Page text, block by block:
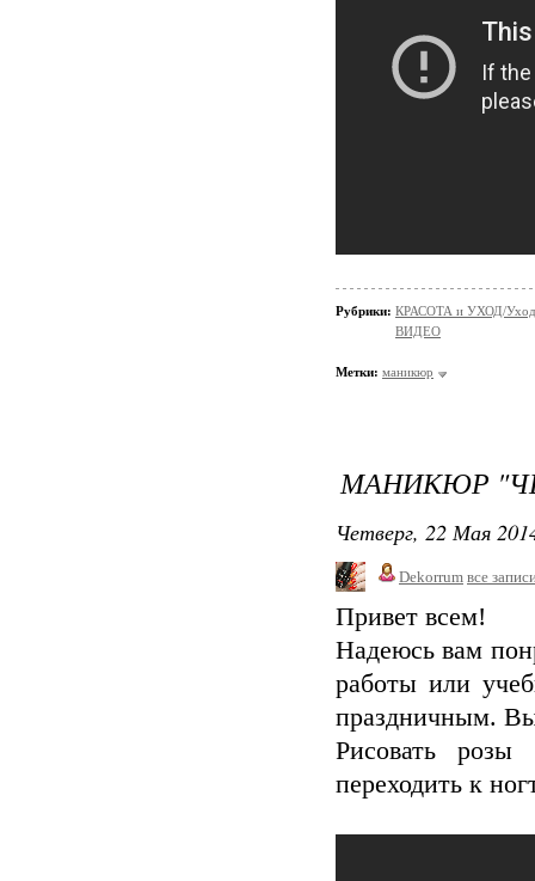
Рубрики: КРАСОТА и УХОД/Уход
ВИДЕО
Метки: маникюр
МАНИКЮР
Четверг, 22 Мая
Dekorrum все
Привет всем!
Надеюсь вам
работы или
праздничным.
Рисовать
переходить к